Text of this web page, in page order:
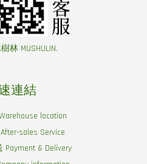
林 MUSHULIN.
連結
location
sales Service
& Delivery